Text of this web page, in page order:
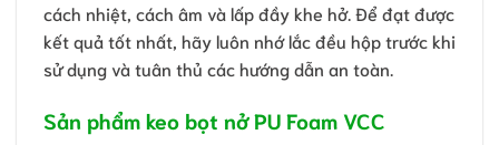
cách nhiệt, cách âm và lấp đầy khe hở. Để đạt được
kết quả tốt nhất, hãy luôn nhớ lắc đều hộp trước khi
sử dụng và tuân thủ các hướng dẫn an toàn.
Sản phẩm keo bọt nở PU Foam VCC